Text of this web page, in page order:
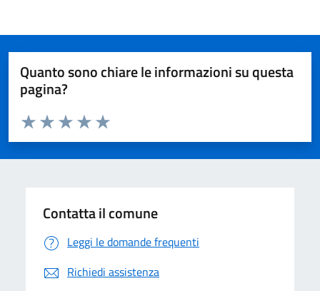
Quanto sono chiare le informazioni su questa
pagina?
Domanda
Valuta da 1 a 5 stelle la pagina
Valuta 5 stelle su 5
Valuta 4 stelle su 5
Valuta 3 stelle su 5
Valuta 2 stelle su 5
Valuta 1 stelle su 5
Contatta il comune
Leggi le domande frequenti
Richiedi assistenza